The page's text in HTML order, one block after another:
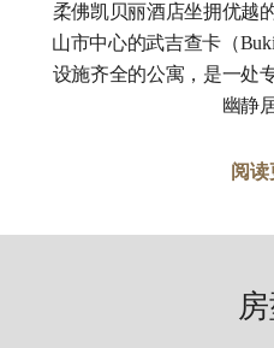
柔佛凯贝丽酒店坐拥优越
山市中心的武吉查卡（
设施齐全的公寓，是一处
幽静
阅读